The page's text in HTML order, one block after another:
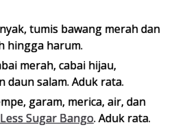
tumis bawang merah dan
hingga harum.
merah, cabai hijau,
daun salam. Aduk rata.
garam, merica, air, dan
Sugar Bango. Aduk rata.